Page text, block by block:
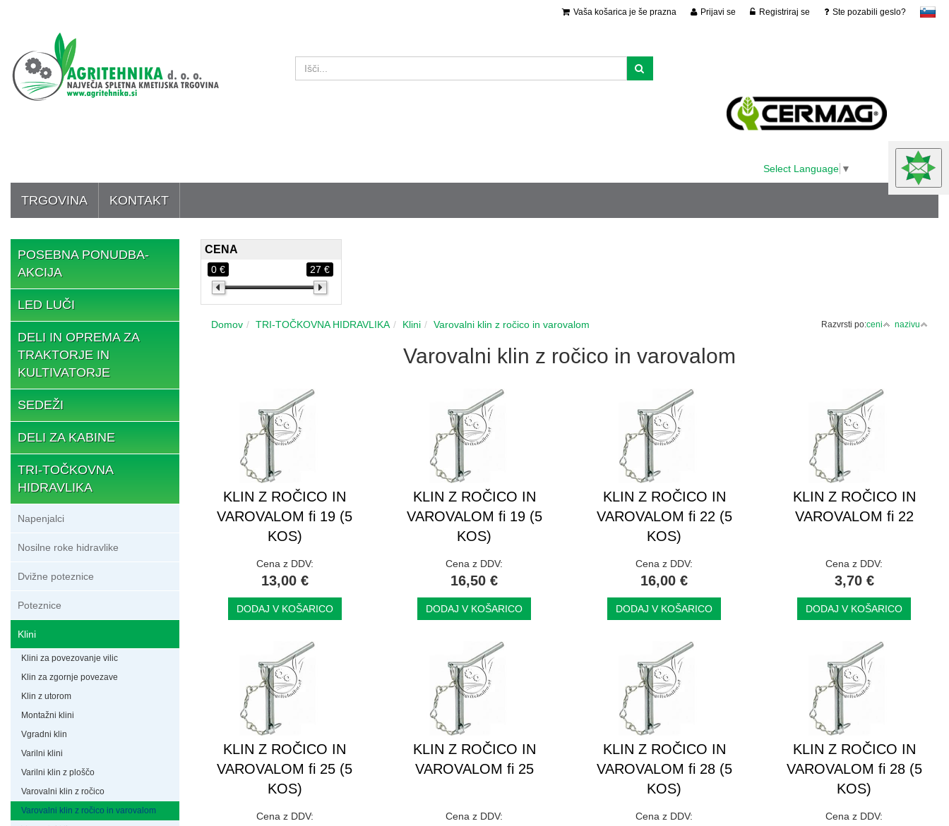
slovensko
Prijavi se Registriraj se Ste pozabili geslo?
Vaša košarica je še prazna
Select Language ▼
TRGOVINA KONTAKT
POSEBNA PONUDBA-
AKCIJA
LED LUČI
DELI IN OPREMA ZA
TRAKTORJE IN
KULTIVATORJE
SEDEŽI
DELI ZA KABINE
TRI-TOČKOVNA
HIDRAVLIKA
Napenjalci
Nosilne roke hidravlike
Dvižne poteznice
Poteznice
Klini
Klini za povezovanje vilic
Klin za zgornje povezave
Klin z utorom
Montažni klini
Vgradni klin
Varilni klini
Varilni klin z ploščo
Varovalni klin z ročico
Varovalni klin z ročico in varovalom
CENA
0 € 27 €
Domov TRI-TOČKOVNA HIDRAVLIKA Klini Varovalni klin z ročico in varovalom Razvrsti po:ceni nazivu
Varovalni klin z ročico in varovalom
KLIN Z ROČICO IN
VAROVALOM fi 19 (5
KOS)
Cena z DDV:
13,00 €
DODAJ V KOŠARICO
KLIN Z ROČICO IN
VAROVALOM fi 19 (5
KOS)
Cena z DDV:
16,50 €
DODAJ V KOŠARICO
KLIN Z ROČICO IN
VAROVALOM fi 22 (5
KOS)
Cena z DDV:
16,00 €
DODAJ V KOŠARICO
KLIN Z ROČICO IN
VAROVALOM fi 22
Cena z DDV:
3,70 €
DODAJ V KOŠARICO
KLIN Z ROČICO IN
VAROVALOM fi 25 (5
KOS)
Cena z DDV:
KLIN Z ROČICO IN
VAROVALOM fi 25
Cena z DDV:
KLIN Z ROČICO IN
VAROVALOM fi 28 (5
KOS)
Cena z DDV:
KLIN Z ROČICO IN
VAROVALOM fi 28 (5
KOS)
Cena z DDV: